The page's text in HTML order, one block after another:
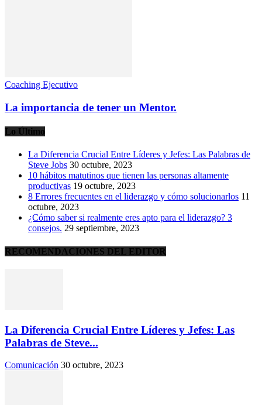
Coaching Ejecutivo
La importancia de tener un Mentor.
Lo Último
La Diferencia Crucial Entre Líderes y Jefes: Las Palabras de
Steve Jobs 30 octubre, 2023
10 hábitos matutinos que tienen las personas altamente
productivas 19 octubre, 2023
8 Errores frecuentes en el liderazgo y cómo solucionarlos 11
octubre, 2023
¿Cómo saber si realmente eres apto para el liderazgo? 3
consejos. 29 septiembre, 2023
RECOMENDACIONES DEL EDITOR
La Diferencia Crucial Entre Líderes y Jefes: Las
Palabras de Steve...
Comunicación 30 octubre, 2023